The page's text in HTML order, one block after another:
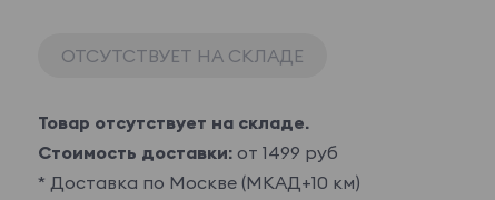
ОТСУТСТВУЕТ НА СКЛАДЕ
Товар отсутствует на складе.
Стоимость доставки:от 1499 руб
* Доставка по Москве (МКАД+10 км)